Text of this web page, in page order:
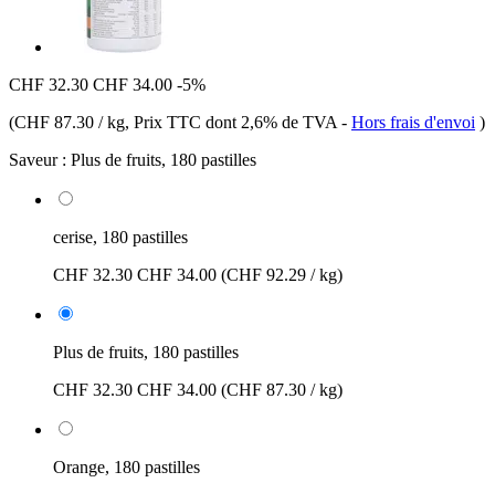
CHF 32.30 CHF 34.00 -5%
(CHF 87.30 / kg, Prix TTC dont 2,6% de TVA - Hors frais d'envoi )
Saveur : Plus de fruits, 180 pastilles
cerise, 180 pastilles
CHF 32.30 CHF 34.00 (CHF 92.29 / kg)
Plus de fruits, 180 pastilles
CHF 32.30 CHF 34.00 (CHF 87.30 / kg)
Orange, 180 pastilles